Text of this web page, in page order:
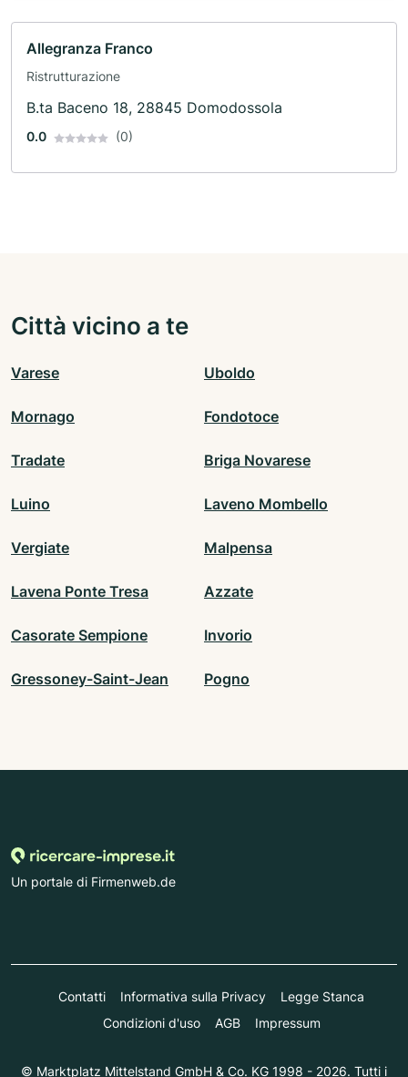
Allegranza Franco
Ristrutturazione
B.ta Baceno 18, 28845 Domodossola
0.0 (0)
Città vicino a te
Varese Uboldo
Mornago Fondotoce
Tradate Briga Novarese
Luino Laveno Mombello
Vergiate Malpensa
Lavena Ponte Tresa Azzate
Casorate Sempione Invorio
Gressoney-Saint-Jean Pogno
Un portale di Firmenweb.de
Contatti Informativa sulla Privacy
Legge Stanca
Condizioni d'uso
AGB Impressum
© Marktplatz Mittelstand GmbH & Co. KG 1998 - 2026. Tutti i